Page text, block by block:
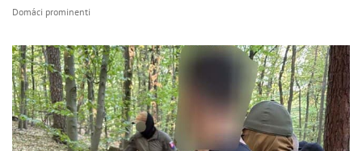
Domáci prominenti